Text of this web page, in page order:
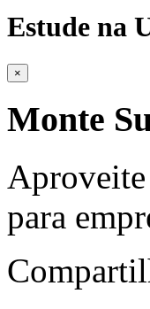
Estude na
×
Monte
Aproveite
para